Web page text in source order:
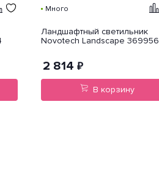
Много
Ландшафтный светильник
Novotech Landscape 369956
2 814 ₽
В корзину